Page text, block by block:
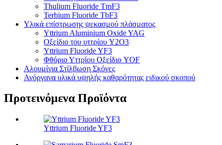
Thulium Fluoride TmF3
Terbium Fluoride TbF3
Υλικά επίστρωσης ψεκασμού πλάσματος
Yttrium Aluminium Oxide YAG
Οξείδιο του υττρίου Y2O3
Yttrium Fluoride YF3
Φθόριο Υττρίου Οξείδιο YOF
Αλουμίνια Στίλβωση Σκόνες
Ανόργανα υλικά υψηλής καθαρότητας ειδικού σκοπού
Προτεινόμενα Προϊόντα
Yttrium Fluoride YF3